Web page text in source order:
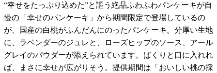
“幸せをたっぷり込めた”と謳う絶品ふわふわパンケーキが自
慢の「幸せのパンケーキ」から期間限定で登場しているの
が、国産の白桃がふんだんにのったパンケーキ。分厚い生地
に、ラベンダーのジュレと、ローズヒップのソース、アール
グレイのパウダーが添えられています。ばくりと口に入れれ
ば、まさに幸せが広がりそう。提供期間は「おいしい桃の採